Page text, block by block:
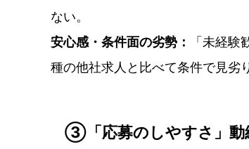
ない。
安心感・条件面の劣勢：
「未経
種の他社求人と比べて条件で見劣
③「応募のしやすさ」動